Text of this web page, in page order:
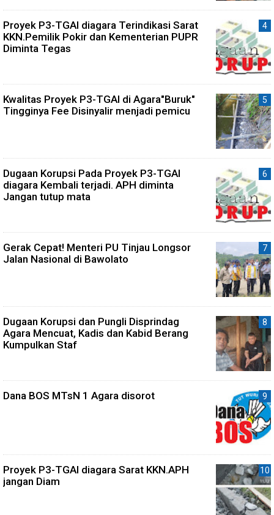
Proyek P3-TGAI diagara Terindikasi Sarat
KKN.Pemilik Pokir dan Kementerian PUPR
Diminta Tegas
Kwalitas Proyek P3-TGAI di Agara"Buruk"
Tingginya Fee Disinyalir menjadi pemicu
Dugaan Korupsi Pada Proyek P3-TGAI
diagara Kembali terjadi. APH diminta
Jangan tutup mata
Gerak Cepat! Menteri PU Tinjau Longsor
Jalan Nasional di Bawolato
Dugaan Korupsi dan Pungli Disprindag
Agara Mencuat, Kadis dan Kabid Berang
Kumpulkan Staf
Dana BOS MTsN 1 Agara disorot
Proyek P3-TGAI diagara Sarat KKN.APH
jangan Diam